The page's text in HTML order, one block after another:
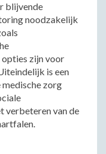
blijvende
noodzakelijk
opties zijn voor
is een
zorg
verbeteren van de